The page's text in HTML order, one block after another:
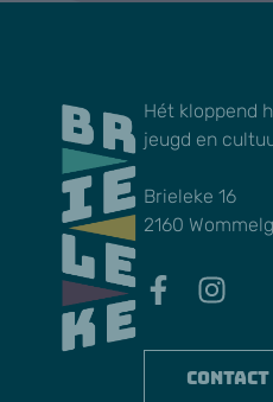
Hét kloppend
jeugd en
Brieleke 16
2160
Contact